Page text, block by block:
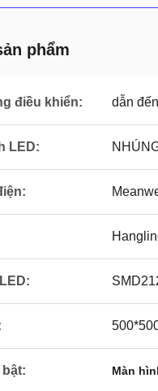
phẩm
điều khiển: dẫn đến
LED:
bật: Màn